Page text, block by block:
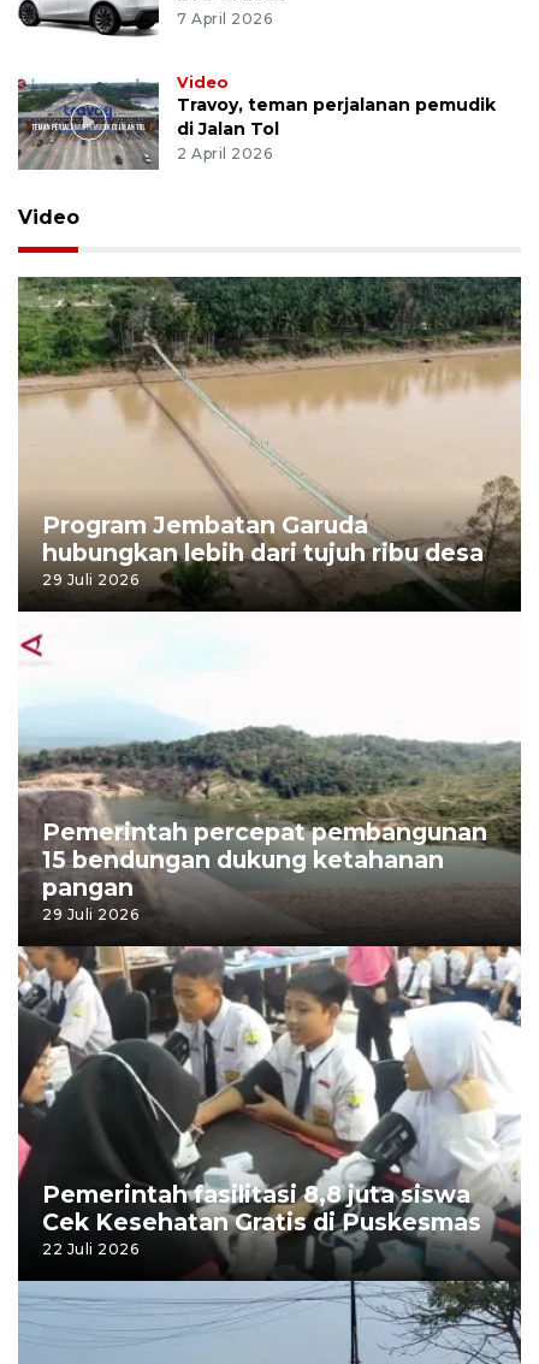
7 April 2026
Video
Travoy, teman perjalanan pemudik
di Jalan Tol
2 April 2026
Video
Program Jembatan Garuda
hubungkan lebih dari tujuh ribu desa
29 Juli 2026
Pemerintah percepat pembangunan
15 bendungan dukung ketahanan
pangan
29 Juli 2026
Pemerintah fasilitasi 8,8 juta siswa
Cek Kesehatan Gratis di Puskesmas
22 Juli 2026